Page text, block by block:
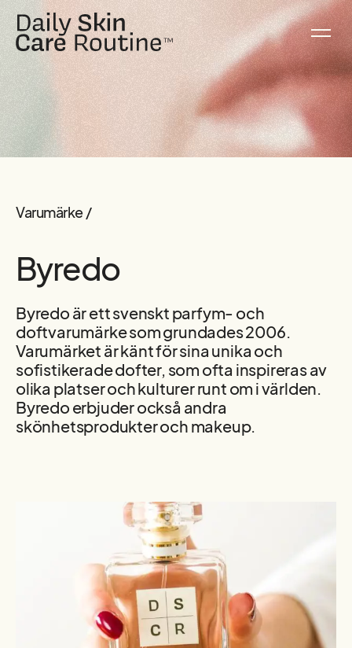
Varumärke /
Byredo
Byredo är ett svenskt parfym- och
doftvarumärke som grundades 2006.
Varumärket är känt för sina unika och
sofistikerade dofter, som ofta inspireras av
olika platser och kulturer runt om i världen.
Byredo erbjuder också andra
skönhetsprodukter och makeup.